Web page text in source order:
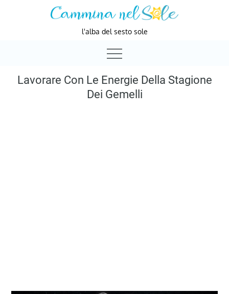
l'alba del sesto sole
Lavorare Con Le Energie Della Stagione
Dei Gemelli